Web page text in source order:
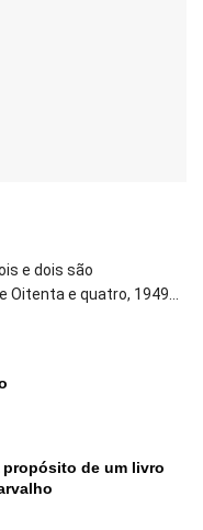
e dois são
e quatro, 1949...
propósito de um livro